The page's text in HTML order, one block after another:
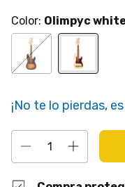
Color: Olimpyc
¡No te lo pierdas,